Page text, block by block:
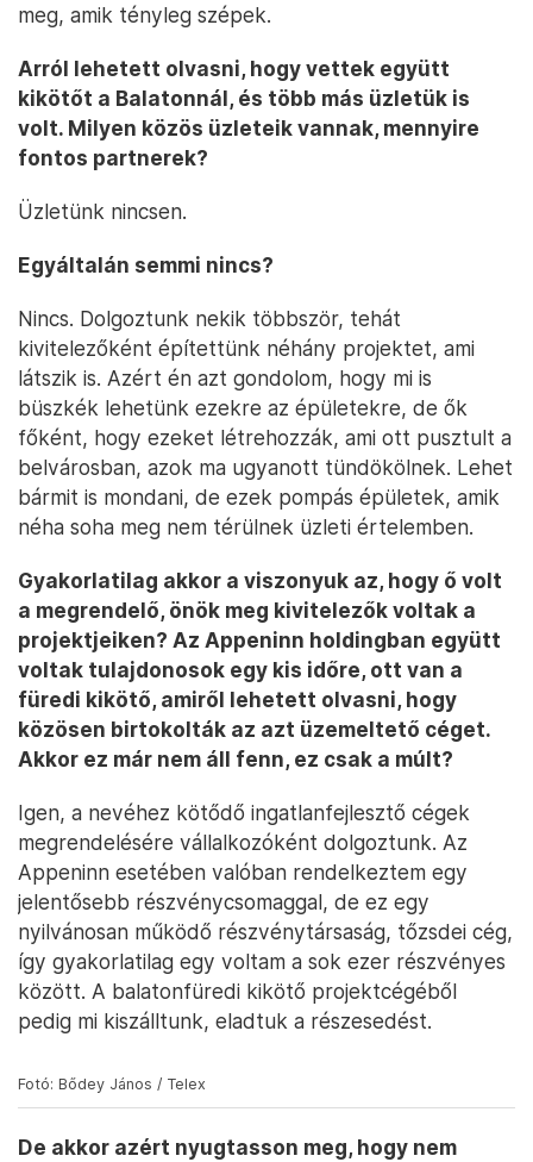
meg, amik tényleg szépek.
Arról lehetett olvasni, hogy vettek együtt
kikötőt a Balatonnál, és több más üzletük is
volt. Milyen közös üzleteik vannak, mennyire
fontos partnerek?
Üzletünk nincsen.
Egyáltalán semmi nincs?
Nincs. Dolgoztunk nekik többször, tehát
kivitelezőként építettünk néhány projektet, ami
látszik is. Azért én azt gondolom, hogy mi is
büszkék lehetünk ezekre az épületekre, de ők
főként, hogy ezeket létrehozzák, ami ott pusztult a
belvárosban, azok ma ugyanott tündökölnek. Lehet
bármit is mondani, de ezek pompás épületek, amik
néha soha meg nem térülnek üzleti értelemben.
Gyakorlatilag akkor a viszonyuk az, hogy ő volt
a megrendelő, önök meg kivitelezők voltak a
projektjeiken? Az Appeninn holdingban együtt
voltak tulajdonosok egy kis időre, ott van a
füredi kikötő, amiről lehetett olvasni, hogy
közösen birtokolták az azt üzemeltető céget.
Akkor ez már nem áll fenn, ez csak a múlt?
Igen, a nevéhez kötődő ingatlanfejlesztő cégek
megrendelésére vállalkozóként dolgoztunk. Az
Appeninn esetében valóban rendelkeztem egy
jelentősebb részvénycsomaggal, de ez egy
nyilvánosan működő részvénytársaság, tőzsdei cég,
így gyakorlatilag egy voltam a sok ezer részvényes
között. A balatonfüredi kikötő projektcégéből
pedig mi kiszálltunk, eladtuk a részesedést.